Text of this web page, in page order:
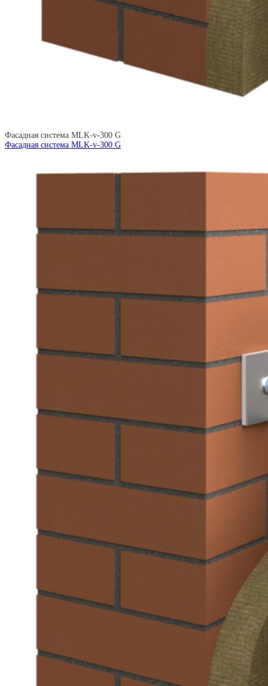
Фасадная система MLK-v-300 G
Фасадная система MLK-v-300 G